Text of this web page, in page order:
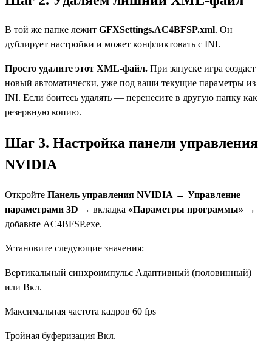
В той же папке лежит GFXSettings.AC4BFSP.xml. Он
дублирует настройки и может конфликтовать с INI.
Просто удалите этот XML-файл. При запуске игра создаст
новый автоматически, уже под ваши текущие параметры из
INI. Если боитесь удалять — перенесите в другую папку как
резервную копию.
Шаг 3. Настройка панели управления
NVIDIA
Откройте Панель управления NVIDIA → Управление
параметрами 3D → вкладка «Параметры программы» →
добавьте AC4BFSP.exe.
Установите следующие значения:
Вертикальный синхроимпульс Адаптивный (половинный)
или Вкл.
Максимальная частота кадров 60 fps
Тройная буферизация Вкл.